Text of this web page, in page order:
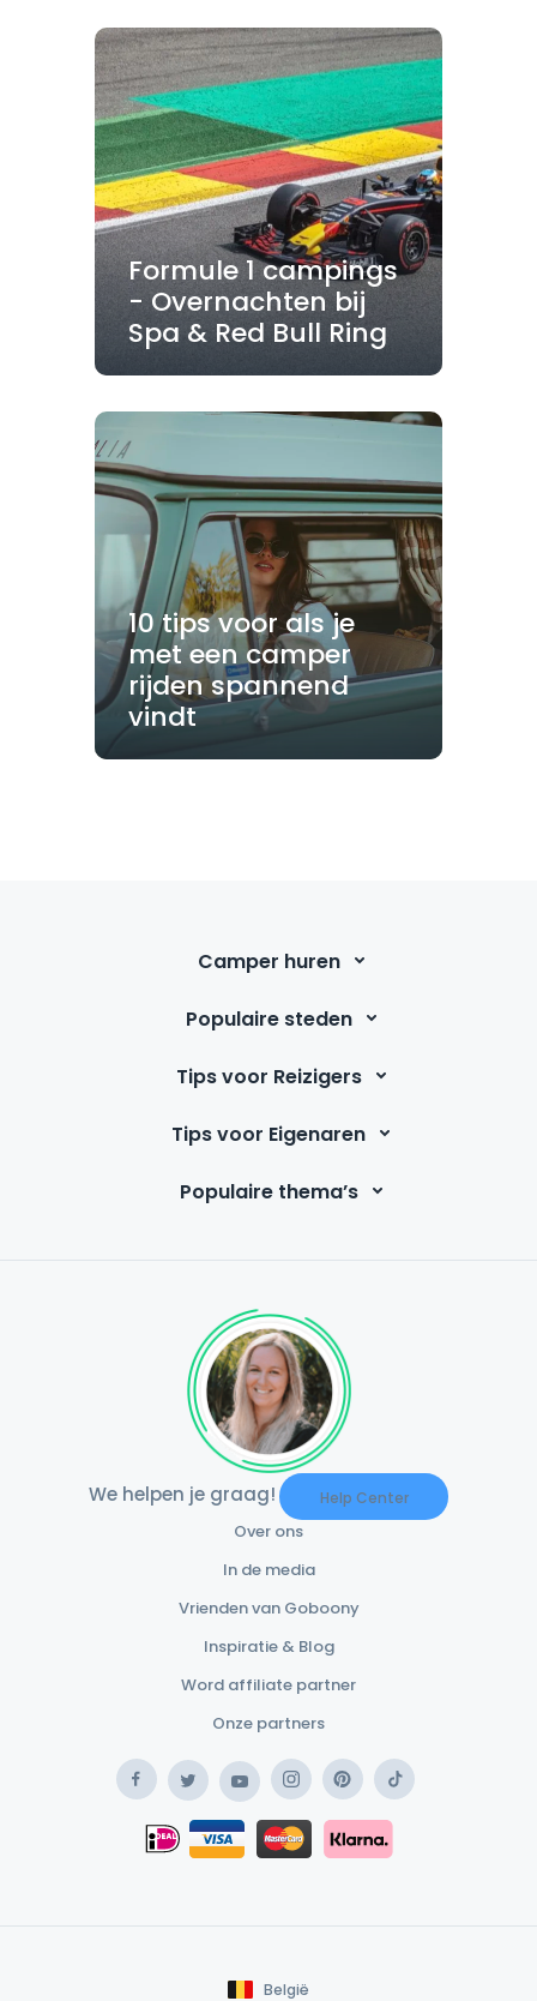
Formule 1 campings
- Overnachten bij
Spa & Red Bull Ring
10 tips voor als je
met een camper
rijden spannend
vindt
Camper huren
Populaire steden
Tips voor Reizigers
Tips voor Eigenaren
Populaire thema’s
We helpen je graag! Help Center
Over ons
In de media
Vrienden van Goboony
Inspiratie & Blog
Word affiliate partner
Onze partners
FacebookTwitterYouTubeInstagramPinterestTikTok
iDEAL
Safe Payment Card
Safe Payment Klarna
België